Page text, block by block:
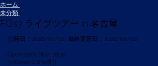
ホーム >
未分類 >
FO’s3 ライブツアー in 名古屋
公開日： 2026/02/22 最終更新日：2026/02/22
Open 18:00 Start 18:30
3,000yen(drink別）